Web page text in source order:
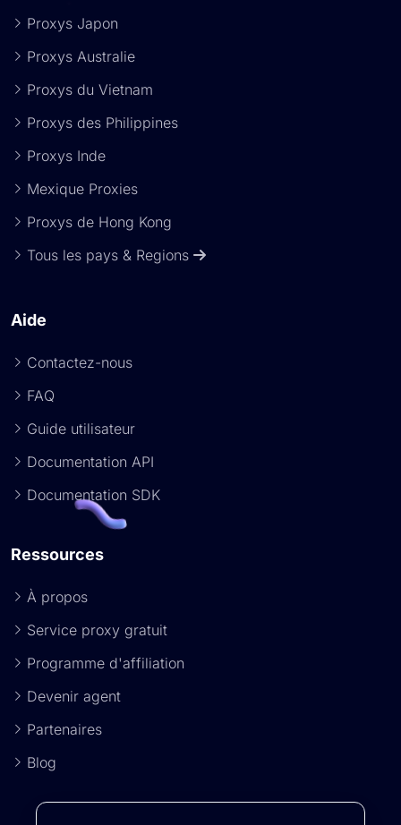
Proxys Japon
Proxys Australie
Proxys du Vietnam
Proxys des Philippines
Proxys Inde
Mexique Proxies
Proxys de Hong Kong
Tous les pays & Regions
Aide
Contactez-nous
FAQ
Guide utilisateur
Documentation API
Documentation SDK
Ressources
À propos
Service proxy gratuit
Programme d'affiliation
Devenir agent
Partenaires
Blog